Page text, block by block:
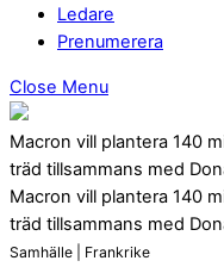
Ledare
Prenumerera
Close Menu
Macron vill plantera 140
träd tillsammans med
Macron vill plantera 140
träd tillsammans med
Samhälle | Frankrike